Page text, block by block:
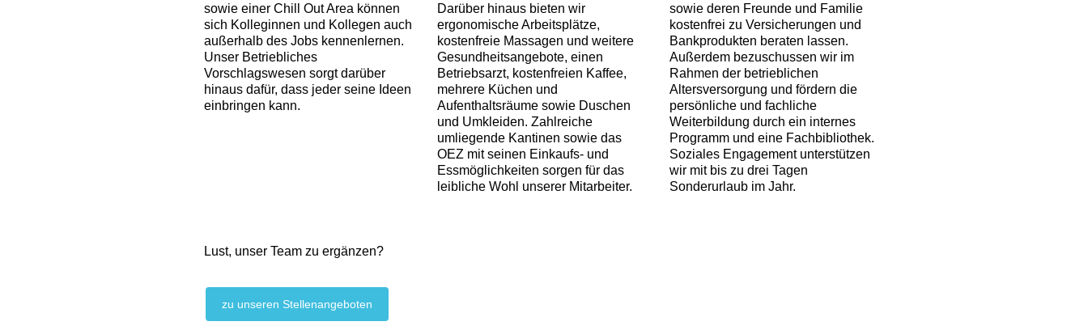
sowie einer Chill Out Area können
sich Kolleginnen und Kollegen auch
außerhalb des Jobs kennenlernen.
Unser Betriebliches
Vorschlagswesen sorgt darüber
hinaus dafür, dass jeder seine Ideen
einbringen kann.
Lust, unser Team zu ergänzen?
Darüber hinaus bieten wir
ergonomische Arbeitsplätze,
kostenfreie Massagen und weitere
Gesundheitsangebote, einen
Betriebsarzt, kostenfreien Kaffee,
mehrere Küchen und
Aufenthaltsräume sowie Duschen
und Umkleiden. Zahlreiche
umliegende Kantinen sowie das
OEZ mit seinen Einkaufs- und
Essmöglichkeiten sorgen für das
leibliche Wohl unserer Mitarbeiter.
sowie deren Freunde und Familie
kostenfrei zu Versicherungen und
Bankprodukten beraten lassen.
Außerdem bezuschussen wir im
Rahmen der betrieblichen
Altersversorgung und fördern die
persönliche und fachliche
Weiterbildung durch ein internes
Programm und eine Fachbibliothek.
Soziales Engagement unterstützen
wir mit bis zu drei Tagen
Sonderurlaub im Jahr.
zu unseren Stellenangeboten